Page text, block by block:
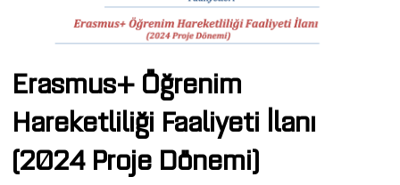
Erasmus+ Öğrenim
Hareketliliği Faaliyeti İlanı
(2024 Proje Dönemi)